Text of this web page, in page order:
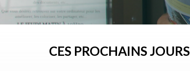
CES PROCHAINS JOURS